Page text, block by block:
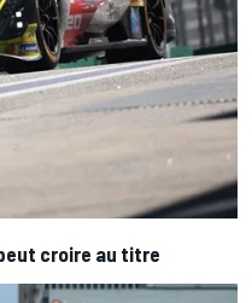
croire au titre